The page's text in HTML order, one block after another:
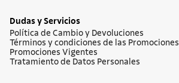
Dudas y Servicios
Política de Cambio y Devoluciones
Términos y condiciones de las Promociones
Promociones Vigentes
Tratamiento de Datos Personales